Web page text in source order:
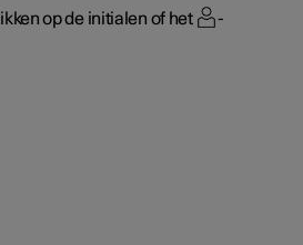
op de initialen of het
-